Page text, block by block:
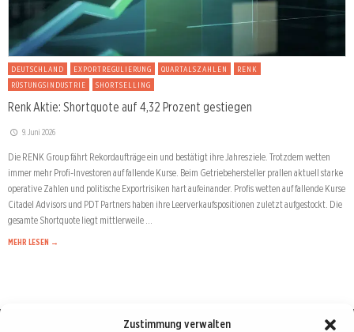
Zustimmung verwalten
DEUTSCHLAND EXPORTREGULIERUNG QUARTALSZAHLEN
RENK
RÜSTUNGSINDUSTRIE
SHORTSELLING
Renk Aktie: Shortquote auf 4,32 Prozent gestiegen
9. Juni 2026
Die RENK Group fährt Rekordaufträge ein und bestätigt ihre Jahresziele. Trotzdem wetten
immer mehr Profi-Investoren auf fallende Kurse. Beim Getriebehersteller prallen aktuell starke
operative Zahlen und politische Exportrisiken hart aufeinander. Profis wetten auf fallende Kurse
Citadel Advisors und PDT Partners haben ihre Leerverkaufspositionen zuletzt aufgestockt. Die
gesamte Shortquote liegt mittlerweile …
MEHR LESEN →